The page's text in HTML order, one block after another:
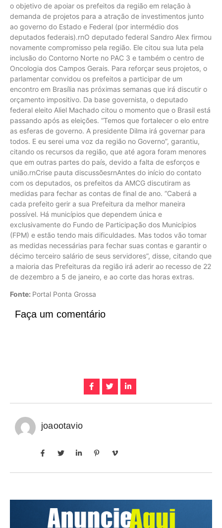
o objetivo de apoiar os prefeitos da região em relação à
demanda de projetos para a atração de investimentos junto
ao governo do Estado e Federal (por intermédio dos
deputados federais).rnO deputado federal Sandro Alex firmou
novamente compromisso pela região. Ele citou sua luta pela
inclusão do Contorno Norte no PAC 3 e também o centro de
Oncologia dos Campos Gerais. Para reforçar seus projetos, o
parlamentar convidou os prefeitos a participar de um
encontro em Brasília nas próximas semanas que irá discutir o
orçamento impositivo. Da base governista, o deputado
federal eleito Aliel Machado citou o momento que o Brasil está
passando após as eleições. “Temos que fortalecer o elo entre
as esferas de governo. A presidente Dilma irá governar para
todos. E eu serei uma voz da região no Governo”, garantiu,
citando os recursos da região, que até agora foram menores
que em outras partes do país, devido a falta de esforços e
união.rnCrise pauta discussõesrnAntes do início do contato
com os deputados, os prefeitos da AMCG discutiram as
medidas para fechar as contas de final de ano. “Caberá a
cada prefeito gerir a sua Prefeitura da melhor maneira
possível. Há municípios que dependem única e
exclusivamente do Fundo de Participação dos Municípios
(FPM) e estão tendo mais dificuldades. Mas todos vão tomar
as medidas necessárias para fechar suas contas e garantir o
décimo terceiro salário de seus servidores”, disse, citando que
a maioria das Prefeituras da região irá aderir ao recesso de 22
de dezembro a 5 de janeiro, e ao corte das horas extras.
Fonte: Portal Ponta Grossa
Faça um comentário
joaootavio